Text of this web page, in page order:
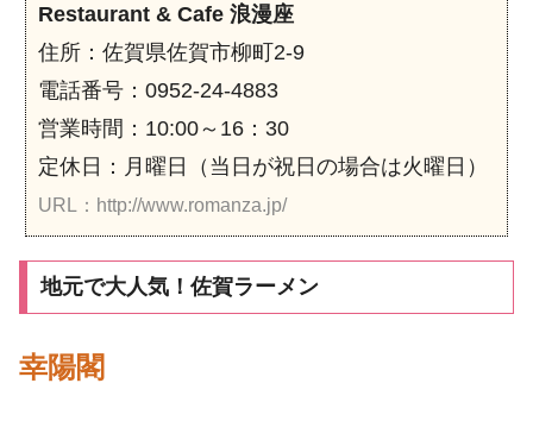
Restaurant & Cafe 浪漫座
住所：佐賀県佐賀市柳町2-9
電話番号：0952-24-4883
営業時間：10:00～16：30
定休日：月曜日（当日が祝日の場合は火曜日）
URL：http://www.romanza.jp/
地元で大人気！佐賀ラーメン
幸陽閣